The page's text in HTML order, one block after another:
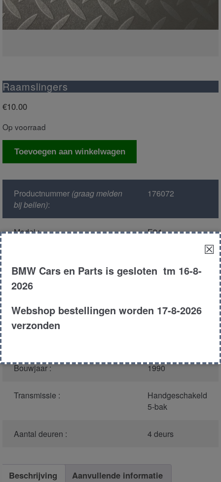
Raamslingers
€10.00
Op voorraad
Raamslingers
Toevoegen aan winkelwagen
Productnummer(graag melden
bij bellen):
176072
Model : E34
Carroserie :
Motor type : m30
Bouwjaar : 1990
Transmissie :
Handgeschakeld
5-bak
Aantal deuren : 4 deurs
Beschrijving Aanvullende informatie
☒
BMW Cars en Parts is gesloten tm 16-8-
2026
Webshop bestellingen worden 17-8-2026
verzonden